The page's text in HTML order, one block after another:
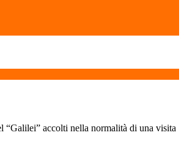
accolti nella normalità di una visita